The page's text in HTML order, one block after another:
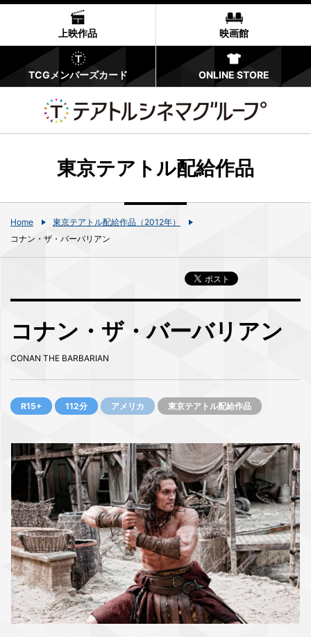
上映作品 映画館
TCGメンバーズカード ONLINE STORE
東京テアトル配給作品
Home
東京テアトル配給作品（2012年）
コナン・ザ・バーバリアン
コナン・ザ・バーバリアン
CONAN THE BARBARIAN
R15+ 112分 アメリカ 東京テアトル配給作品